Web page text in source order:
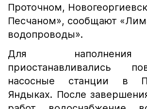
Проточном,
Песчаном», сообщают
водопроводы».
Для
приостанавливались
насосные станции в
Яндыках. После